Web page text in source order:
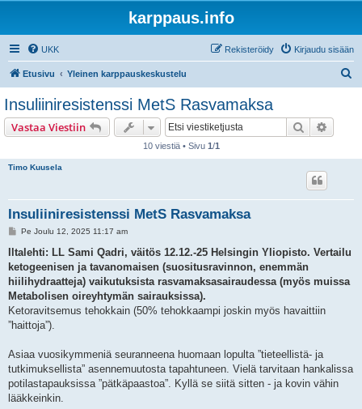
karppaus.info
UKK Kirjaudu sisään
Rekisteröidy
Etusivu Yleinen karppauskeskustelu
Insuliiniresistenssi MetS Rasvamaksa
Vastaa Viestiin Etsi
10 viestiä • Sivu 1/1
Timo Kuusela
Insuliiniresistenssi MetS Rasvamaksa
V
e
t
i
Pe Joulu 12, 2025 11:17 am
Iltalehti: LL Sami Qadri, väitös 12.12.-25 Helsingin Yliopisto. Vertailu
ketogeenisen ja tavanomaisen (suositusravinnon, enemmän
hiilihydraatteja) vaikutuksista rasvamaksasairaudessa (myös muissa
Metabolisen oireyhtymän sairauksissa).
Ketoravitsemus tehokkain (50% tehokkaampi joskin myös havaittiin
”haittoja”).
Asiaa vuosikymmeniä seuranneena huomaan lopulta ”tieteellistä- ja
tutkimuksellista” asennemuutosta tapahtuneen. Vielä tarvitaan hankalissa
potilastapauksissa ”pätkäpaastoa”. Kyllä se siitä sitten - ja kovin vähin
lääkkeinkin.